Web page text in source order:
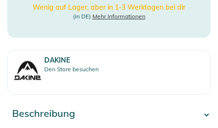
Wenig auf Lager, aber in 1-3 Werktagen bei dir
(in DE) Mehr Informationen
DAKINE
Den Store besuchen
Beschreibung